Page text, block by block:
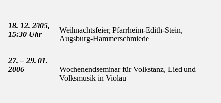
18. 12. 2005,
15:30 Uhr
Weihnachtsfeier, Pfarrheim-Edith-Stein,
Augsburg-Hammerschmiede
27. – 29. 01.
2006
Wochenendseminar für Volkstanz, Lied und
Volksmusik in Violau